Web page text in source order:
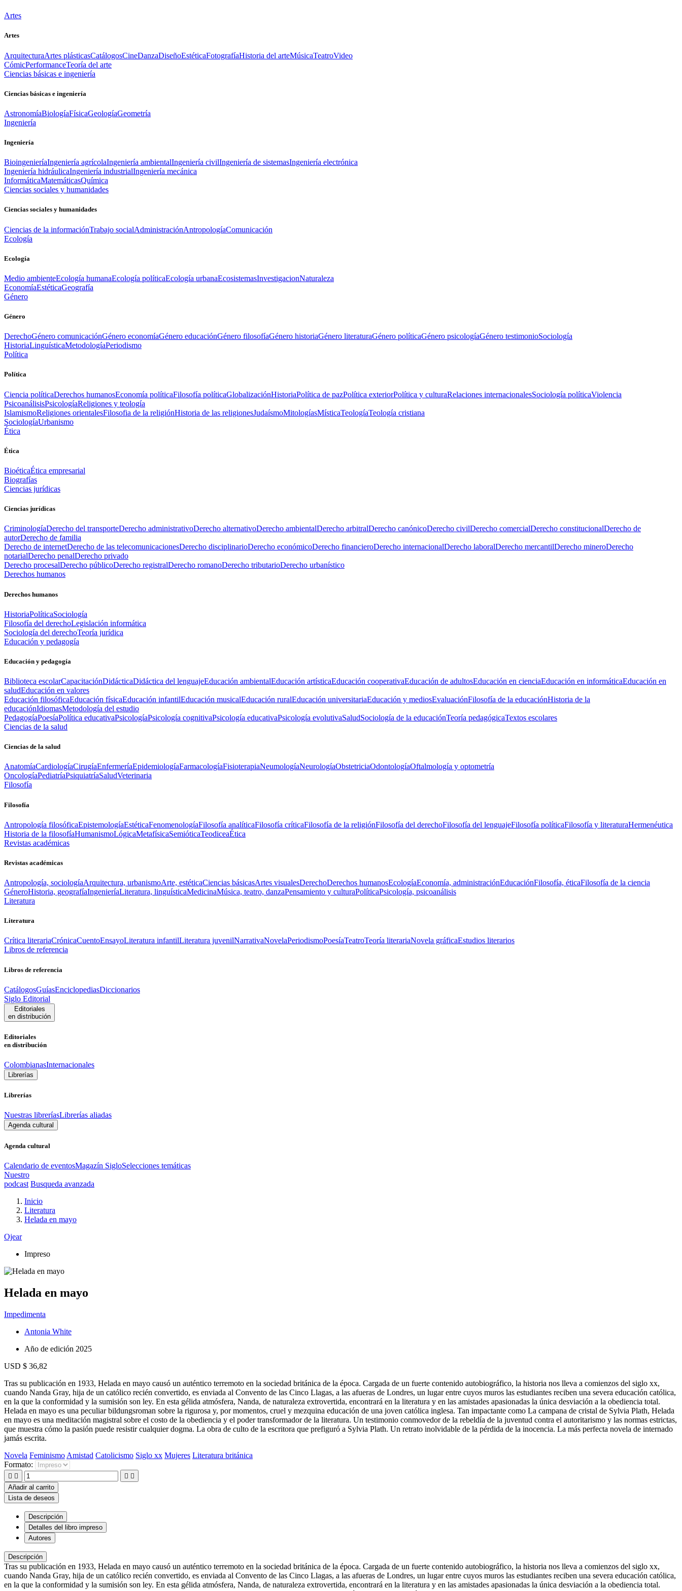
Artes
Artes
ArquitecturaArtes plásticasCatálogosCineDanzaDiseñoEstéticaFotografíaHistoria del arteMúsicaTeatroVideo
CómicPerformanceTeoría del arte
Ciencias básicas e ingeniería
Ciencias básicas e ingeniería
AstronomíaBiologíaFísicaGeologíaGeometría
Ingeniería
Ingeniería
BioingenieríaIngeniería agrícolaIngeniería ambientalIngeniería civilIngeniería de sistemasIngeniería electrónica
Ingeniería hidráulicaIngeniería industrialIngeniería mecánica
InformáticaMatemáticasQuímica
Ciencias sociales y humanidades
Ciencias sociales y humanidades
Ciencias de la informaciónTrabajo socialAdministraciónAntropologíaComunicación
Ecología
Ecología
Medio ambienteEcología humanaEcología políticaEcología urbanaEcosistemasInvestigacionNaturaleza
EconomíaEstéticaGeografía
Género
Género
DerechoGénero comunicaciónGénero economíaGénero educaciónGénero filosofíaGénero historiaGénero literaturaGénero políticaGénero psicologíaGénero testimonioSociología
HistoriaLinguísticaMetodologíaPeriodismo
Política
Política
Ciencia políticaDerechos humanosEconomía políticaFilosofía políticaGlobalizaciónHistoriaPolítica de pazPolítica exteriorPolítica y culturaRelaciones internacionalesSociología políticaViolencia
PsicoanálisisPsicologíaReligiones y teología
IslamismoReligiones orientalesFilosofia de la religiónHistoria de las religionesJudaísmoMitologíasMísticaTeologíaTeología cristiana
SociologíaUrbanismo
Ética
Ética
BioéticaÉtica empresarial
Biografías
Ciencias jurídicas
Ciencias jurídicas
CriminologíaDerecho del transporteDerecho administrativoDerecho alternativoDerecho ambientalDerecho arbitralDerecho canónicoDerecho civilDerecho comercialDerecho constitucionalDerecho de
autorDerecho de familia
Derecho de internetDerecho de las telecomunicacionesDerecho disciplinarioDerecho económicoDerecho financieroDerecho internacionalDerecho laboralDerecho mercantilDerecho mineroDerecho
notarialDerecho penalDerecho privado
Derecho procesalDerecho públicoDerecho registralDerecho romanoDerecho tributarioDerecho urbanístico
Derechos humanos
Derechos humanos
HistoriaPolíticaSociología
Filosofía del derechoLegislación informática
Sociología del derechoTeoría jurídica
Educación y pedagogía
Educación y pedagogía
Biblioteca escolarCapacitaciónDidácticaDidáctica del lenguajeEducación ambientalEducación artísticaEducación cooperativaEducación de adultosEducación en cienciaEducación en informáticaEducación en
saludEducación en valores
Educación filosóficaEducación físicaEducación infantilEducación musicalEducación ruralEducación universitariaEducación y mediosEvaluaciónFilosofía de la educaciónHistoria de la
educaciónIdiomasMetodología del estudio
PedagogíaPoesíaPolítica educativaPsicologíaPsicología cognitivaPsicología educativaPsicología evolutivaSaludSociología de la educaciónTeoría pedagógicaTextos escolares
Ciencias de la salud
Ciencias de la salud
AnatomíaCardiologíaCirugíaEnfermeríaEpidemiologíaFarmacologíaFisioterapiaNeumologíaNeurologíaObstetriciaOdontologíaOftalmología y optometría
OncologíaPediatríaPsiquiatríaSaludVeterinaria
Filosofía
Filosofía
Antropología filosóficaEpistemologíaEstéticaFenomenologíaFilosofía analíticaFilosofía críticaFilosofía de la religiónFilosofía del derechoFilosofía del lenguajeFilosofía políticaFilosofía y literaturaHermenéutica
Historia de la filosofíaHumanismoLógicaMetafísicaSemióticaTeodiceaÉtica
Revistas académicas
Revistas académicas
Antropología, sociologíaArquitectura, urbanismoArte, estéticaCiencias básicasArtes visualesDerechoDerechos humanosEcologíaEconomía, administraciónEducaciónFilosofía, éticaFilosofía de la ciencia
GéneroHistoria, geografíaIngenieríaLiteratura, linguísticaMedicinaMúsica, teatro, danzaPensamiento y culturaPolíticaPsicología, psicoanálisis
Literatura
Literatura
Crítica literariaCrónicaCuentoEnsayoLiteratura infantilLiteratura juvenilNarrativaNovelaPeriodismoPoesíaTeatroTeoría literariaNovela gráficaEstudios literarios
Libros de referencia
Libros de referencia
CatálogosGuíasEnciclopediasDiccionarios
Siglo Editorial
Editoriales
en distribución
Editoriales
en distribución
ColombianasInternacionales
Librerías
Librerías
Nuestras libreríasLibrerías aliadas
Agenda cultural
Agenda cultural
Calendario de eventosMagazín SigloSelecciones temáticas
Nuestro
podcast Busqueda avanzada
Inicio
Literatura
Helada en mayo
Ojear
Impreso
Helada en mayo
Impedimenta
Antonia White
Año de edición 2025
USD $ 36,82
Tras su publicación en 1933, Helada en mayo causó un auténtico terremoto en la sociedad británica de la época. Cargada de un fuerte contenido autobiográfico, la historia nos lleva a comienzos del siglo xx,
cuando Nanda Gray, hija de un católico recién convertido, es enviada al Convento de las Cinco Llagas, a las afueras de Londres, un lugar entre cuyos muros las estudiantes reciben una severa educación católica,
en la que la conformidad y la sumisión son ley. En esta gélida atmósfera, Nanda, de naturaleza extrovertida, encontrará en la literatura y en las amistades apasionadas la única desviación a la obediencia total.
Helada en mayo es una peculiar bildungsroman sobre la rigurosa y, por momentos, cruel y mezquina educación de una joven católica inglesa. Tan impactante como La campana de cristal de Sylvia Plath, Helada
en mayo es una meditación magistral sobre el costo de la obediencia y el poder transformador de la literatura. Un testimonio conmovedor de la rebeldía de la juventud contra el autoritarismo y las normas estrictas,
que muestra cómo la pasión puede resistir cualquier dogma. La obra de culto de la escritora que prefiguró a Sylvia Plath. Un retrato inolvidable de la pérdida de la inocencia. La más perfecta novela de internado
jamás escrita.
Novela Feminismo Amistad Catolicismo Siglo xx Mujeres Literatura británica
Formato:
   
Añadir al carrito
Lista de deseos
Descripción
Detalles del libro impreso
Autores
Descripción
Tras su publicación en 1933, Helada en mayo causó un auténtico terremoto en la sociedad británica de la época. Cargada de un fuerte contenido autobiográfico, la historia nos lleva a comienzos del siglo xx,
cuando Nanda Gray, hija de un católico recién convertido, es enviada al Convento de las Cinco Llagas, a las afueras de Londres, un lugar entre cuyos muros las estudiantes reciben una severa educación católica,
en la que la conformidad y la sumisión son ley. En esta gélida atmósfera, Nanda, de naturaleza extrovertida, encontrará en la literatura y en las amistades apasionadas la única desviación a la obediencia total.